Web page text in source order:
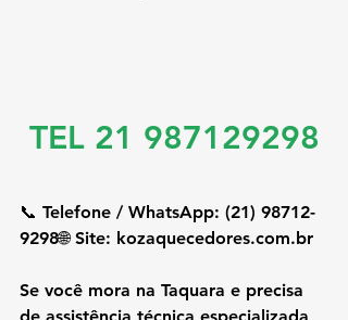
TEL 21 987129298
📞 Telefone / WhatsApp: (21) 98712-
9298🌐 Site: kozaquecedores.com.br
Se você mora na Taquara e precisa